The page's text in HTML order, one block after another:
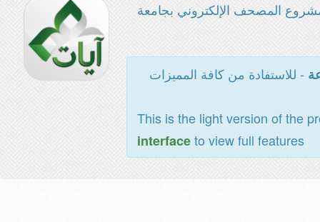
المصحف الإلكتروني بجامعة
- للاستفادة من كافة المميزات
This is the light version of the
interfaceto view full features